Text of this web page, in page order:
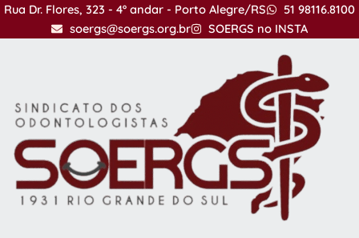
IrRua Dr. Flores, 323 - 4º andar - Porto Alegre/RS
51 98116.8100
soergs@soergs.org.br
SOERGS no INSTA